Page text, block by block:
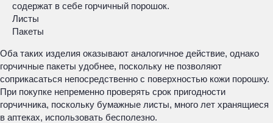
содержат в себе горчичный порошок.
Листы
Пакеты
Оба таких изделия оказывают аналогичное действие, однако
горчичные пакеты удобнее, поскольку не позволяют
соприкасаться непосредственно с поверхностью кожи порошку.
При покупке непременно проверять срок пригодности
горчичника, поскольку бумажные листы, много лет хранящиеся
в аптеках, использовать бесполезно.